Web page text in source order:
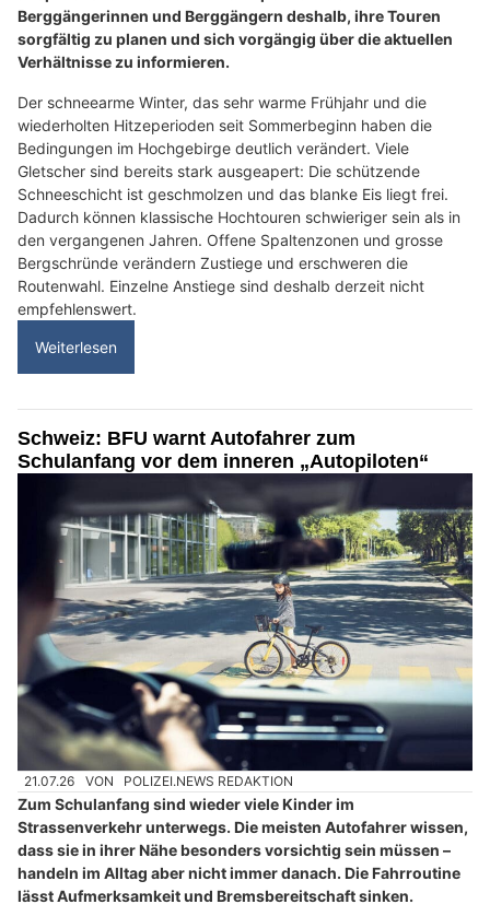
Berggängerinnen und Berggängern deshalb, ihre Touren
sorgfältig zu planen und sich vorgängig über die aktuellen
Verhältnisse zu informieren.
Der schneearme Winter, das sehr warme Frühjahr und die
wiederholten Hitzeperioden seit Sommerbeginn haben die
Bedingungen im Hochgebirge deutlich verändert. Viele
Gletscher sind bereits stark ausgeapert: Die schützende
Schneeschicht ist geschmolzen und das blanke Eis liegt frei.
Dadurch können klassische Hochtouren schwieriger sein als in
den vergangenen Jahren. Offene Spaltenzonen und grosse
Bergschründe verändern Zustiege und erschweren die
Routenwahl. Einzelne Anstiege sind deshalb derzeit nicht
empfehlenswert.
Weiterlesen
Schweiz: BFU warnt Autofahrer zum
Schulanfang vor dem inneren „Autopiloten“
21.07.26 VON POLIZEI.NEWS REDAKTION
Zum Schulanfang sind wieder viele Kinder im
Strassenverkehr unterwegs. Die meisten Autofahrer wissen,
dass sie in ihrer Nähe besonders vorsichtig sein müssen –
handeln im Alltag aber nicht immer danach. Die Fahrroutine
lässt Aufmerksamkeit und Bremsbereitschaft sinken.